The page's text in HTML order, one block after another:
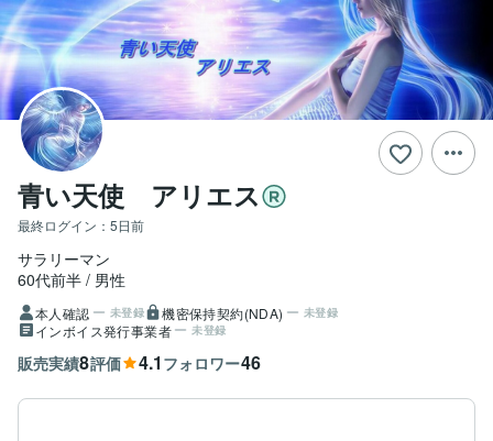
青い天使 アリエス
最終ログイン： 5日前
サラリーマン
60代前半
男性
本人確認 未登録 機密保持契約(NDA) 未登録
インボイス発行事業者 未登録
販売実績8評価 4.1 フォロワー46